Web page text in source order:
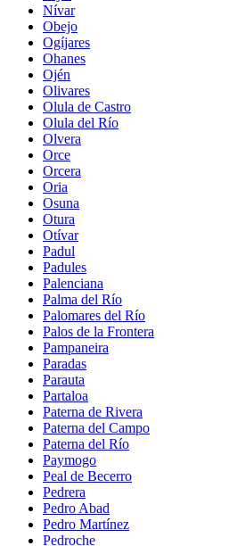
Nívar
Obejo
Ogíjares
Ohanes
Ojén
Olivares
Olula de Castro
Olula del Río
Olvera
Orce
Orcera
Oria
Osuna
Otura
Otívar
Padul
Padules
Palenciana
Palma del Río
Palomares del Río
Palos de la Frontera
Pampaneira
Paradas
Parauta
Partaloa
Paterna de Rivera
Paterna del Campo
Paterna del Río
Paymogo
Peal de Becerro
Pedrera
Pedro Abad
Pedro Martínez
Pedroche